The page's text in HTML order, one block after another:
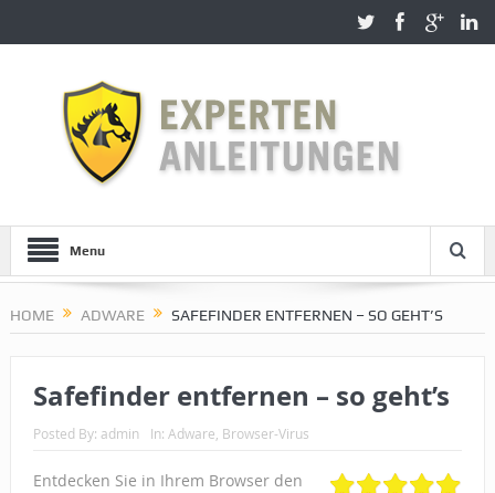
Menu
HOME ADWARE SAFEFINDER ENTFERNEN – SO GEHT’S
Safefinder entfernen – so geht’s
Posted By: admin In: Adware Browser-Virus
Entdecken Sie in Ihrem Browser den